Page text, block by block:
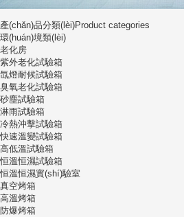
產(chǎn)品分類(lèi)Product categories
環(huán)境類(lèi)
老化房
紫外老化試驗箱
氙燈耐候試驗箱
臭氧老化試驗箱
砂塵試驗箱
淋雨試驗箱
冷熱沖擊試驗箱
快速溫變試驗箱
高低溫試驗箱
恒溫恒濕試驗箱
恒溫恒濕實(shí)驗室
真空烤箱
高溫烤箱
防爆烤箱